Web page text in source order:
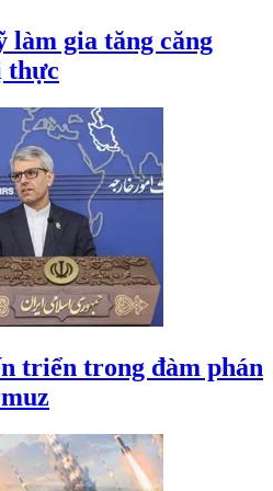
gia tăng căng
thực
triển trong đàm phán